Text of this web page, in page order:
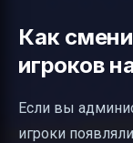
Как
игроков
Если вы
игроки